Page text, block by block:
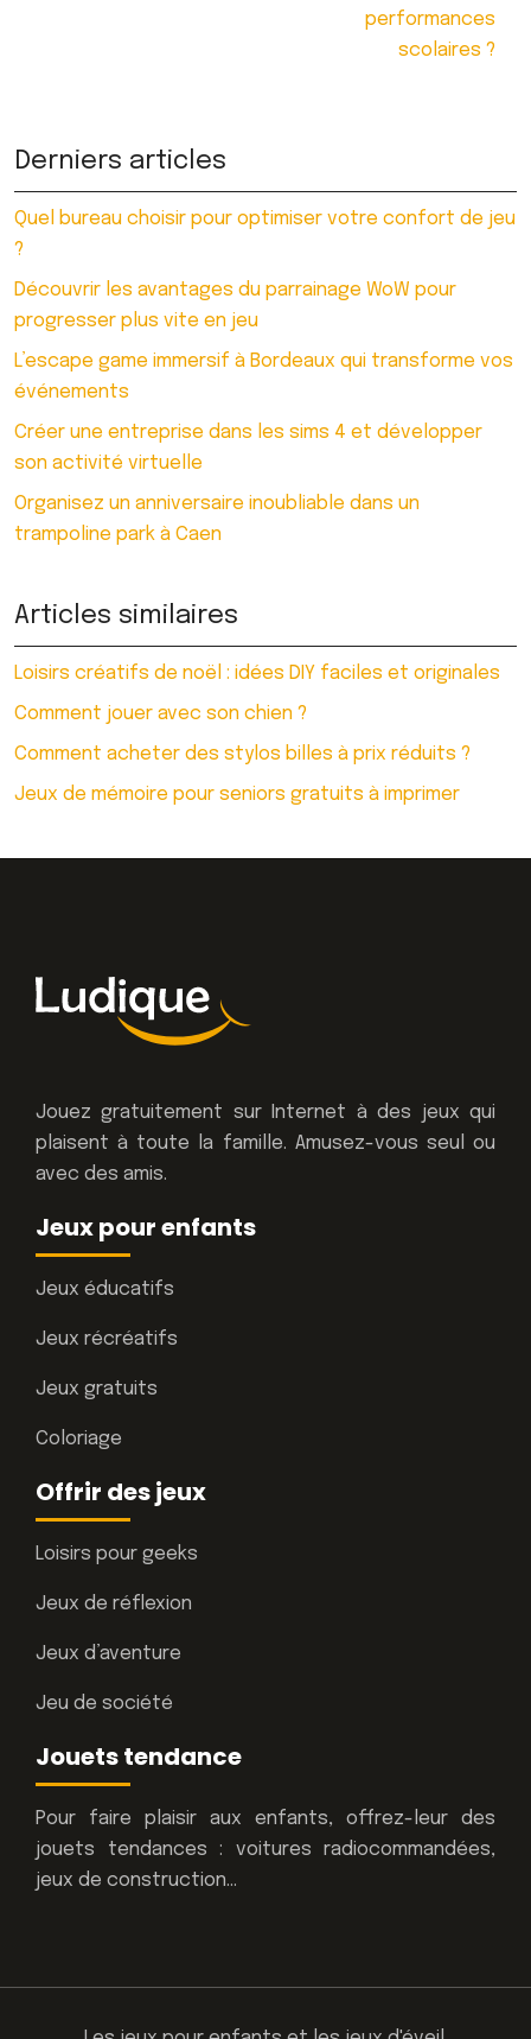
performances
scolaires ?
Derniers articles
Quel bureau choisir pour optimiser votre confort de jeu
?
Découvrir les avantages du parrainage WoW pour
progresser plus vite en jeu
L’escape game immersif à Bordeaux qui transforme vos
événements
Créer une entreprise dans les sims 4 et développer
son activité virtuelle
Organisez un anniversaire inoubliable dans un
trampoline park à Caen
Articles similaires
Loisirs créatifs de noël : idées DIY faciles et originales
Comment jouer avec son chien ?
Comment acheter des stylos billes à prix réduits ?
Jeux de mémoire pour seniors gratuits à imprimer
Jouez gratuitement sur Internet à des jeux qui
plaisent à toute la famille. Amusez-vous seul ou
avec des amis.
Jeux pour enfants
Jeux éducatifs
Jeux récréatifs
Jeux gratuits
Coloriage
Offrir des jeux
Loisirs pour geeks
Jeux de réflexion
Jeux d’aventure
Jeu de société
Jouets tendance
Pour faire plaisir aux enfants, offrez-leur des
jouets tendances : voitures radiocommandées,
jeux de construction…